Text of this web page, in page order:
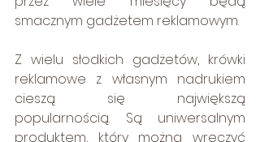
smacznym gadżetem reklamowym.
Z wielu słodkich gadżetów, krówki
reklamowe z własnym nadrukiem
cieszą się największą
popularnością. Są uniwersalnym
produktem, który można wręczyć